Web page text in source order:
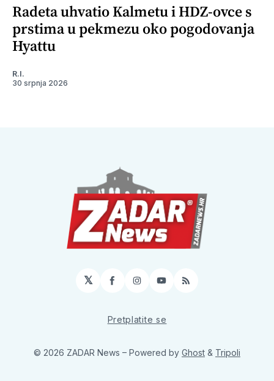
Radeta uhvatio Kalmetu i HDZ-ovce s
prstima u pekmezu oko pogodovanja
Hyattu
R.I.
30 srpnja 2026
𝕏 Facebook
Instagram
YouTube
RSS
Pretplatite se
© 2026 ZADAR News – Powered by Ghost & Tripoli